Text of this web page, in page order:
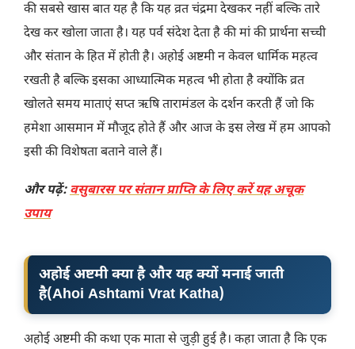
की सबसे खास बात यह है कि यह व्रत चंद्रमा देखकर नहीं बल्कि तारे
देख कर खोला जाता है। यह पर्व संदेश देता है की मां की प्रार्थना सच्ची
और संतान के हित में होती है। अहोई अष्टमी न केवल धार्मिक महत्व
रखती है बल्कि इसका आध्यात्मिक महत्व भी होता है क्योंकि व्रत
खोलते समय माताएं सप्त ऋषि तारामंडल के दर्शन करती हैं जो कि
हमेशा आसमान में मौजूद होते हैं और आज के इस लेख में हम आपको
इसी की विशेषता बताने वाले हैं।
और पढ़ें:वसुबारस पर संतान प्राप्ति के लिए करें यह अचूक
उपाय
अहोई अष्टमी क्या है और यह क्यों मनाई जाती
है(Ahoi Ashtami Vrat Katha)
अहोई अष्टमी की कथा एक माता से जुड़ी हुई है। कहा जाता है कि एक